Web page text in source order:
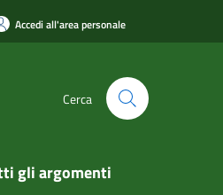
Accedi all'area personale
Cerca
gli argomenti